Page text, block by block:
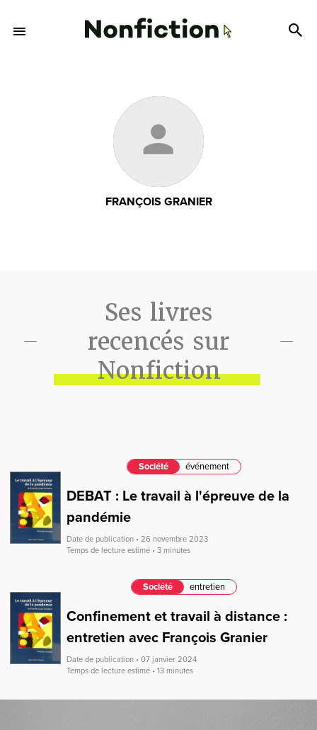
FRANÇOIS GRANIER
Ses livres
recencés sur
Nonfiction
Société événement
DEBAT : Le travail à l'épreuve de la
pandémie
Date de publication • 26 novembre 2023
Temps de lecture estimé • 3 minutes
Société entretien
Confinement et travail à distance :
entretien avec François Granier
Date de publication • 07 janvier 2024
Temps de lecture estimé • 13 minutes